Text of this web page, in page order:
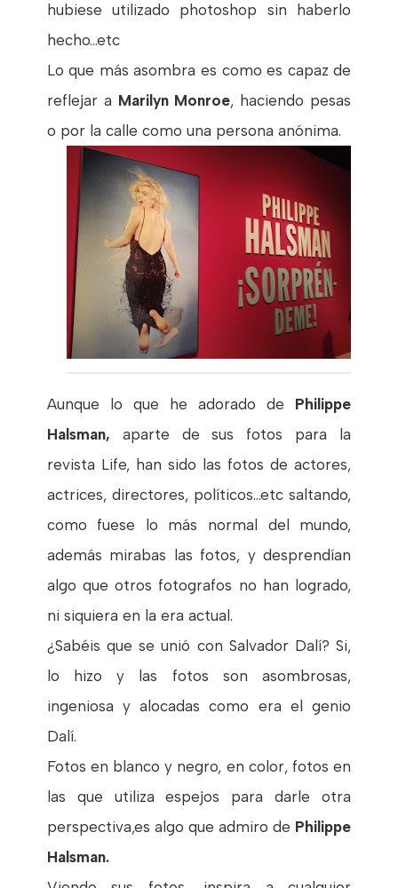
hubiese utilizado photoshop sin haberlo
hecho...etc
Lo que más asombra es como es capaz de
reflejar a Marilyn Monroe, haciendo pesas
o por la calle como una persona anónima.
Aunque lo que he adorado de Philippe
Halsman, aparte de sus fotos para la
revista Life, han sido las fotos de actores,
actrices, directores, políticos...etc saltando,
como fuese lo más normal del mundo,
además mirabas las fotos, y desprendían
algo que otros fotografos no han logrado,
ni siquiera en la era actual.
¿Sabéis que se unió con Salvador Dalí? Si,
lo hizo y las fotos son asombrosas,
ingeniosa y alocadas como era el genio
Dalí.
Fotos en blanco y negro, en color, fotos en
las que utiliza espejos para darle otra
perspectiva,es algo que admiro de Philippe
Halsman.